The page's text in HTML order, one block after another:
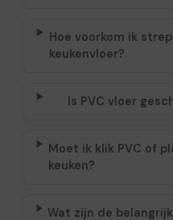
Hoe voorkom ik
keukenvloer?
Is PVC vloer
Moet ik klik PVC of
keuken?
Wat zijn de